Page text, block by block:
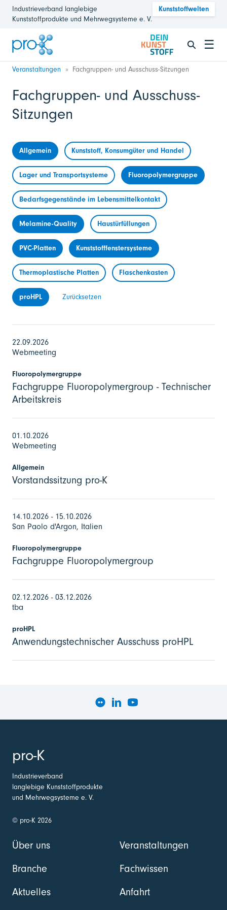
Industrieverband langlebige
Kunststoffprodukte und Mehrwegsysteme e. V.
Kunststoffwelten
☰
Veranstaltungen Fachgruppen- und Ausschuss-Sitzungen
Fachgruppen- und Ausschuss-
Sitzungen
Allgemein Kunststoff, Konsumgüter und Handel
Lager und Transportsysteme Fluoropolymergruppe
Bedarfsgegenstände im Lebensmittelkontakt
Melamine-Quality Haustürfüllungen
PVC-Platten Kunststofffenstersysteme
Thermoplastische Platten Flaschenkasten
proHPL Zurücksetzen
22.09.2026
Webmeeting
Fluoropolymergruppe
Fachgruppe Fluoropolymergroup - Technischer
Arbeitskreis
01.10.2026
Webmeeting
Allgemein
Vorstandssitzung pro-K
14.10.2026 - 15.10.2026
San Paolo d'Argon, Italien
Fluoropolymergruppe
Fachgruppe Fluoropolymergroup
02.12.2026 - 03.12.2026
tba
proHPL
Anwendungstechnischer Ausschuss proHPL
pro-K
Industrieverband
langlebige Kunststoffprodukte
und Mehrwegsysteme e. V.
© pro-K 2026
Über uns
Branche
Aktuelles
Veranstaltungen
Fachwissen
Anfahrt